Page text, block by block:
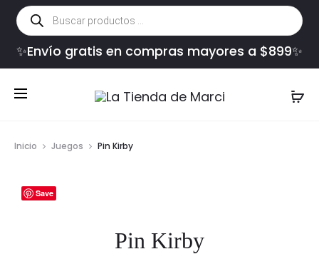
Búsqueda
de
productos
✨Envío gratis en compras mayores a $899✨
Inicio Juegos Pin Kirby
Save
Pin Kirby